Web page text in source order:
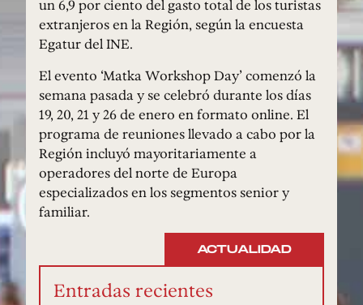
un 6,9 por ciento del gasto total de los turistas
extranjeros en la Región, según la encuesta
Egatur del INE.
El evento ‘Matka Workshop Day’ comenzó la
semana pasada y se celebró durante los días
19, 20, 21 y 26 de enero en formato online. El
programa de reuniones llevado a cabo por la
Región incluyó mayoritariamente a
operadores del norte de Europa
especializados en los segmentos senior y
familiar.
ACTUALIDAD
Entradas recientes